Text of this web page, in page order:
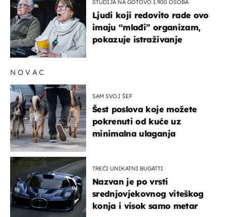
STUDIJA NA GOTOVO 1.900 OSOBA
Ljudi koji redovito rade ovo
imaju “mlađi” organizam,
pokazuje istraživanje
NOVAC
SAM SVOJ ŠEF
Šest poslova koje možete
pokrenuti od kuće uz
minimalna ulaganja
TREĆI UNIKATNI BUGATTI
Nazvan je po vrsti
srednjovjekovnog viteškog
konja i visok samo metar